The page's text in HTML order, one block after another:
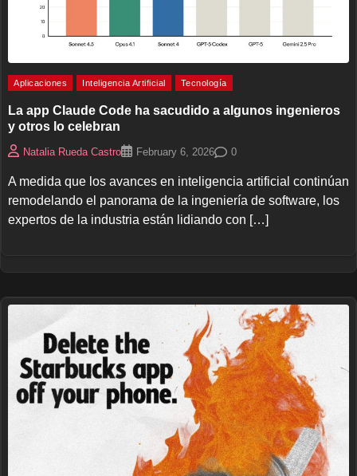
Aplicaciones Inteligencia Artificial Tecnología
La app Claude Code ha sacudido a algunos ingenieros
y otros lo celebran
Natalia Rueda Castro February 6, 2026 0
A medida que los avances en inteligencia artificial continúan
remodelando el panorama de la ingeniería de software, los
expertos de la industria están lidiando con […]